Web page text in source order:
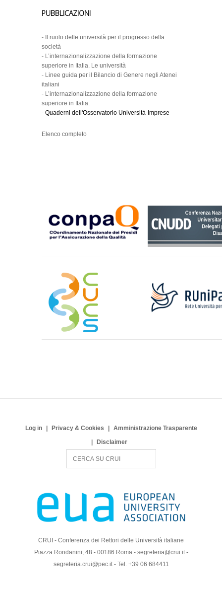
PUBBLICAZIONI
-
Il ruolo delle università per il progresso della
società
- L’internazionalizzazione della formazione
superiore in Italia. Le università
- Linee guida per il Bilancio di Genere negli Atenei
italiani
- L’internazionalizzazione della formazione
superiore in Italia.
- Quaderni dell'Osservatorio Università-Imprese
Elenco completo
Log in Privacy & Cookies
Amministrazione Trasparente
Disclaimer
c
CRUI - Conferenza dei Rettori delle Università italiane
Piazza Rondanini, 48 - 00186 Roma - segreteria@crui.it -
segreteria.crui@pec.it - Tel. +39 06 684411